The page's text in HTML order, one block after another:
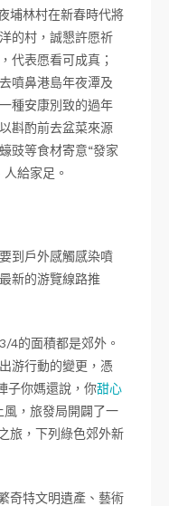
埔林村在新春時代將
的村，誠懇許愿祈
代表愿看可成真；
噴鼻港島年夜潭及
種安康別致的過年
斟酌前去盆菜來源
豉等食材寄意“發家
給家足。
到戶外感觸感染噴
新的游覽線路推
4的面積都是郊外。
游行動的變更，憑
子你媽還說，你甜心
風，旅發局開闢了一
旅，下列綠色郊外新
奇特文明遺產、藝術